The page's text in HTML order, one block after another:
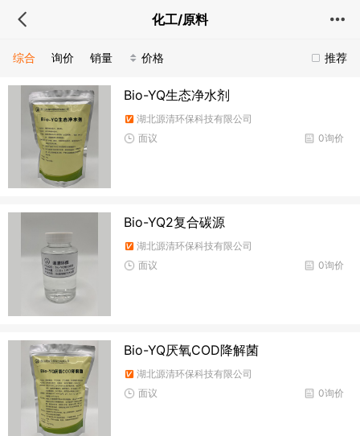
化工/原料
推荐
综合 询价 销量 价格
Bio-YQ生态净水剂
湖北源清环保科技有限公司
0询价
面议
Bio-YQ2复合碳源
湖北源清环保科技有限公司
0询价
面议
Bio-YQ厌氧COD降解菌
湖北源清环保科技有限公司
0询价
面议